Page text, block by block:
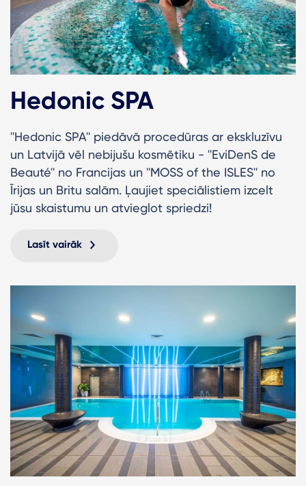
Hedonic SPA
''Hedonic SPA'' piedāvā procedūras ar ekskluzīvu
un Latvijā vēl nebijušu kosmētiku - ''EviDenS de
Beauté'' no Francijas un ''MOSS of the ISLES'' no
Īrijas un Britu salām. Ļaujiet speciālistiem izcelt
jūsu skaistumu un atvieglot spriedzi!
Lasīt vairāk